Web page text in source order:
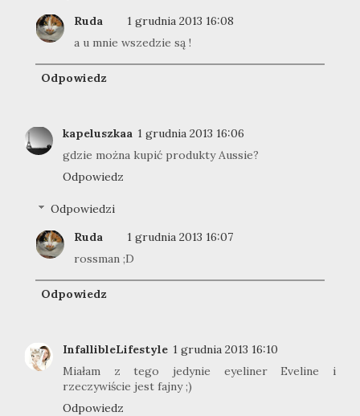
Ruda
1 grudnia 2013 16:08
a u mnie wszedzie są !
Odpowiedz
kapeluszkaa 1 grudnia 2013 16:06
gdzie można kupić produkty Aussie?
Odpowiedz
Odpowiedzi
Ruda
1 grudnia 2013 16:07
rossman ;D
Odpowiedz
InfallibleLifestyle 1 grudnia 2013 16:10
Miałam z tego jedynie eyeliner Eveline i
rzeczywiście jest fajny ;)
Odpowiedz